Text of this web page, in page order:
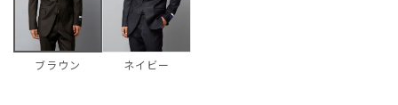
ブラウン ネイビー